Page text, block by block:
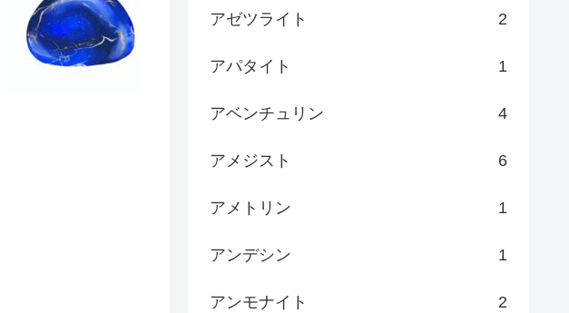
アゼツライト 2
アパタイト 1
アベンチュリン 4
アメジスト 6
アメトリン 1
アンデシン 1
アンモナイト 2